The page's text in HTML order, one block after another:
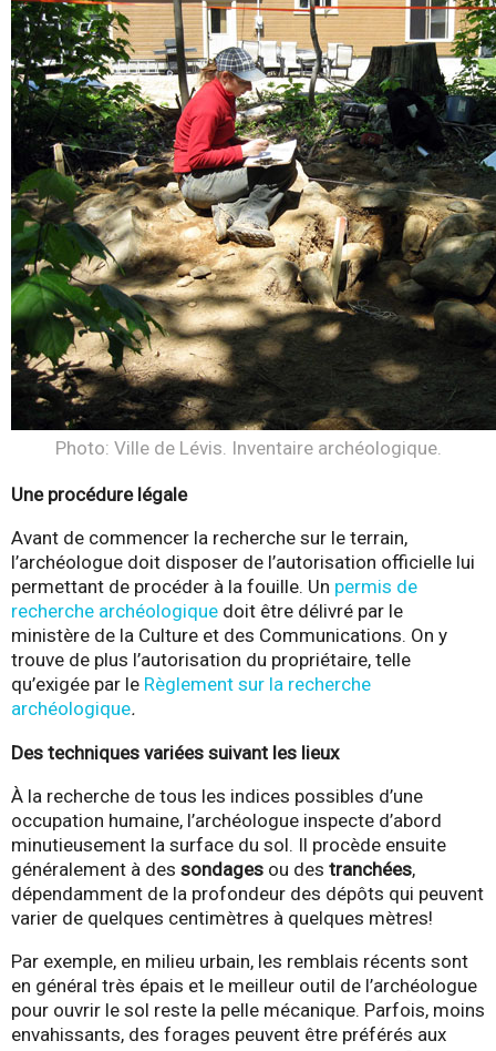
Photo: Ville de Lévis. Inventaire archéologique.
Une procédure légale
Avant de commencer la recherche sur le terrain,
l’archéologue doit disposer de l’autorisation officielle lui
permettant de procéder à la fouille. Un permis de
recherche archéologique doit être délivré par le
ministère de la Culture et des Communications. On y
trouve de plus l’autorisation du propriétaire, telle
qu’exigée par le Règlement sur la recherche
archéologique.
Des techniques variées suivant les lieux
À la recherche de tous les indices possibles d’une
occupation humaine, l’archéologue inspecte d’abord
minutieusement la surface du sol. Il procède ensuite
généralement à des sondages ou des tranchées,
dépendamment de la profondeur des dépôts qui peuvent
varier de quelques centimètres à quelques mètres!
Par exemple, en milieu urbain, les remblais récents sont
en général très épais et le meilleur outil de l’archéologue
pour ouvrir le sol reste la pelle mécanique. Parfois, moins
envahissants, des forages peuvent être préférés aux